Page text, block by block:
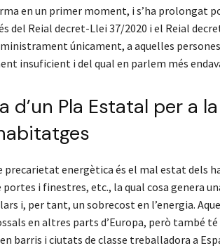
en un primer moment, i s’ha prolongat
del Reial decret-Llei 37/2020 i el Reial
únicament, a aquelles
insuficient i del qual en parlem més
d’un Pla Estatal per a la
precarietat energètica és el mal estat dels
i finestres, etc., la qual cosa genera
i, per tant, un sobrecost en l’energia.
en altres parts d’Europa, però també
barris i ciutats de classe treballadora a